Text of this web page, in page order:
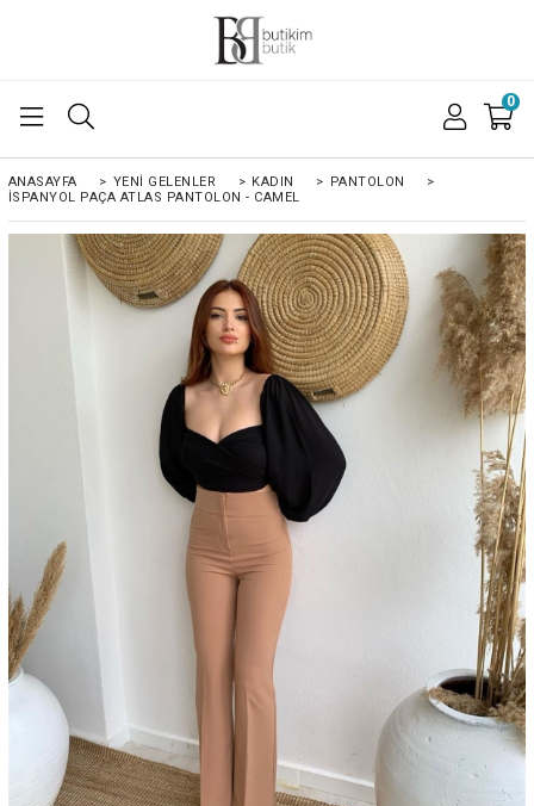
0
ANASAYFA > YENI GELENLER > KADIN > PANTOLON
>
İSPANYOL PAÇA ATLAS PANTOLON - CAMEL